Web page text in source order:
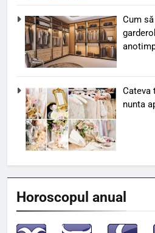
Cum
Cateva
nunta
Horoscopul anual